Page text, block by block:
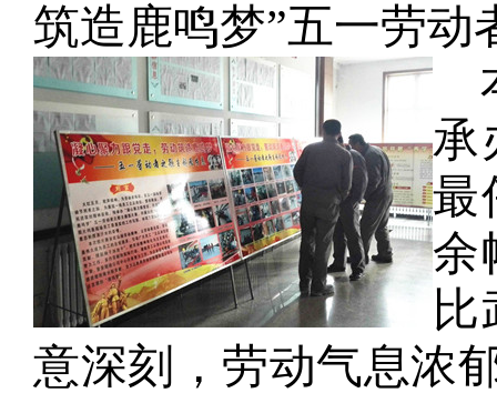
筑造鹿鸣梦”五一劳动
承
最
余
意深刻，劳动气息浓